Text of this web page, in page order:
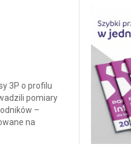
3P o profilu
pomiary
–
na